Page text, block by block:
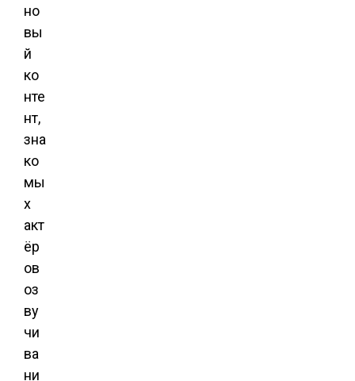
но
вы
й
ко
нте
нт,
зна
ко
мы
х
акт
ёр
ов
оз
ву
чи
ва
ни